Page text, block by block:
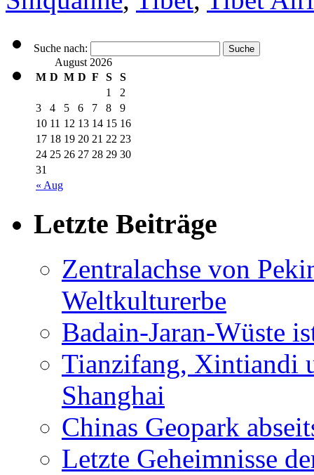
Suche nach:
August 2026
M D M D F S S
« Aug
1
2
3
4 5 6 7 8
9
10 11 12 13 14 15 16
17 18 19 20 21 22 23
24 25 26 27 28 29 30
31
Letzte Beiträge
Zentralachse von
Weltkulturerbe
Badain-Jaran-Wüste
Tianzifang, Xintiandi
Shanghai
Chinas Geopark
Letzte Geheimnisse